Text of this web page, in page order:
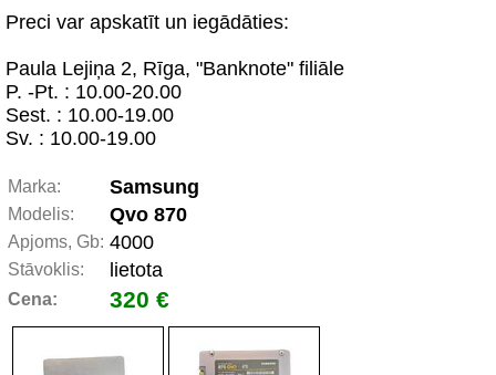
Preci var apskatīt un iegādāties:
Paula Lejiņa 2, Rīga, "Banknote" filiāle
P. -Pt. : 10.00-20.00
Sest. : 10.00-19.00
Sv. : 10.00-19.00
Marka: Samsung
Modelis: Qvo 870
Apjoms, Gb: 4000
Stāvoklis: lietota
Cena: 320 €